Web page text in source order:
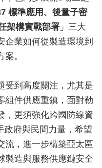
標準應用、後量子密
架構實戰部署」三大
企業如何從製造環境到
。
受到高度關注，尤其是
組件供應重鎮，面對勒
，更須強化跨國防線資
政府與民間力量，希望
流，進一步構築亞太區
製造與服務供應鏈安全